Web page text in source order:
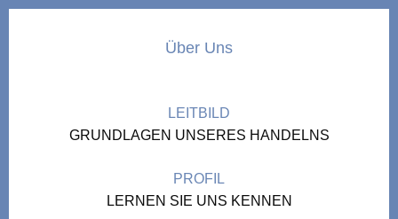
Über Uns
LEITBILD
GRUNDLAGEN UNSERES HANDELNS
PROFIL
LERNEN SIE UNS KENNEN